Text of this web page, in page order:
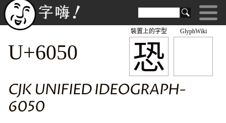
GlyphWiki
恐
裝置上的字型
U+6050
CJK UNIFIED IDEOGRAPH-
6050